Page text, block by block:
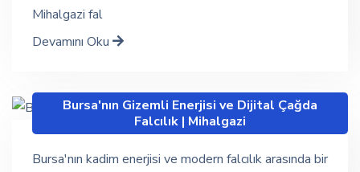
Mihalgazi fal
Devamını Oku
Bursa'nın Gizemli Enerjisi ve Dijital Çağda
Falcılık | Mihalgazi
Bursa'nın kadim enerjisi ve modern falcılık arasında bir